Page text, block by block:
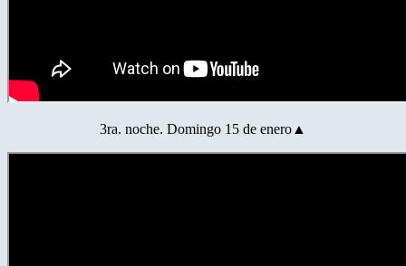
3ra. noche. Domingo 15 de enero▲